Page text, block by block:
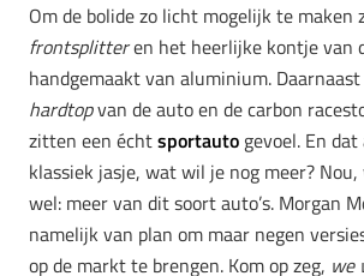
Om de bolide zo licht mogelijk te maken
frontsplitteren het heerlijke kontje van
handgemaakt van aluminium.
hardtopvan de auto en de carbon
zitten een échtsportauto gevoel. En
klassiek jasje, wat wil je nog meer?
wel: meer van dit soort auto’s. Morgan
namelijk van plan om maar negen
op de markt te brengen. Kom op zeg, we